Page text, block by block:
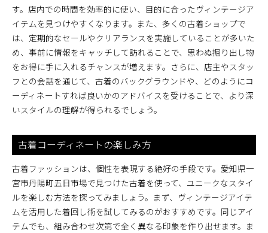
す。店内での時間を効率的に使い、目的に合ったヴィンテージア
イテムを見つけやすくなります。また、多くの古着ショップで
は、定期的なセールやクリアランスを実施していることが多いた
め、事前に情報をキャッチして訪れることで、思わぬ掘り出し物
をお得に手に入れるチャンスが増えます。さらに、店主やスタッ
フとの会話を通じて、古着のバックグラウンドや、どのようにコ
ーディネートすれば良いかのアドバイスを受けることで、より深
いスタイルの理解が得られるでしょう。
古着コーディネートの楽しみ方
古着ファッションは、個性を表現する絶好の手段です。愛知県一
宮市丹陽町五日市場で見つけた古着を使って、ユニークなスタイ
ルを楽しむ方法を探ってみましょう。まず、ヴィンテージアイテ
ムを活用した着回し術を試してみるのがおすすめです。同じアイ
テムでも、組み合わせ次第で全く異なる印象を作り出せます。ま